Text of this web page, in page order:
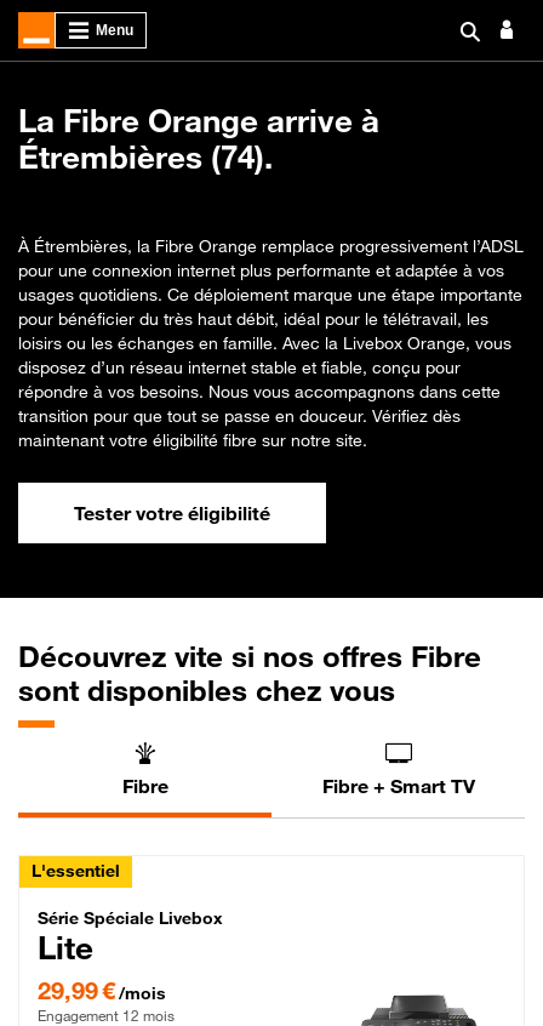
La Fibre Orange arrive à
Étrembières (74).
À Étrembières, la Fibre Orange remplace progressivement l’ADSL
pour une connexion internet plus performante et adaptée à vos
usages quotidiens. Ce déploiement marque une étape importante
pour bénéficier du très haut débit, idéal pour le télétravail, les
loisirs ou les échanges en famille. Avec la Livebox Orange, vous
disposez d’un réseau internet stable et fiable, conçu pour
répondre à vos besoins. Nous vous accompagnons dans cette
transition pour que tout se passe en douceur. Vérifiez dès
maintenant votre éligibilité fibre sur notre site.
Tester votre éligibilité
Découvrez vite si nos offres Fibre
sont disponibles chez vous
Fibre Fibre + Smart TV
L'essentiel
Série Spéciale Livebox Lite Fibre
Série Spéciale Livebox
Lite
29,99 €/mois
Engagement 12 mois